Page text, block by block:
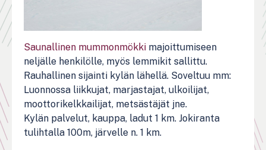
Saunallinen mummonmökki majoittumiseen
neljälle henkilölle, myös lemmikit sallittu.
Rauhallinen sijainti kylän lähellä. Soveltuu mm:
Luonnossa liikkujat, marjastajat, ulkoilijat,
moottorikelkkailijat, metsästäjät jne.
Kylän palvelut, kauppa, ladut 1 km. Jokiranta
tulihtalla 100m, järvelle n. 1 km.